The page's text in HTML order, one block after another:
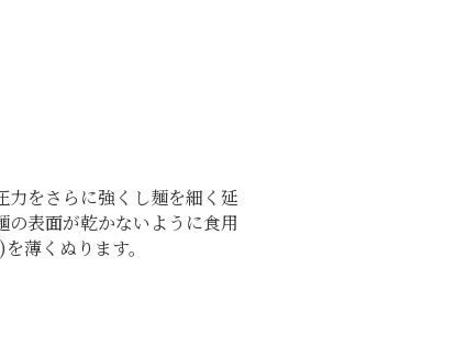
をさらに強くし麺を細く延
の表面が乾かないように食用
薄くぬります。